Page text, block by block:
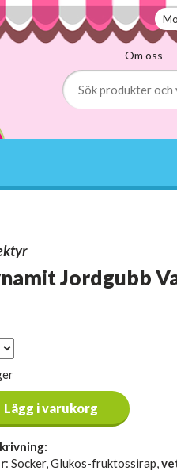
Om oss
Jordgubb
Lägg i varukorg
: Socker, Glukos-fruktossirap,